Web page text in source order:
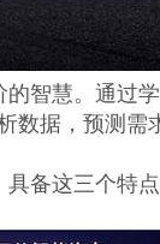
智慧。通过
数据，预测需
备这三个特